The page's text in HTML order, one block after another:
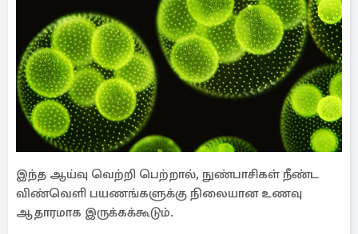
இந்த ஆய்வு வெற்றி பெற்றால், நுண்பாசிகள் நீண்ட
விண்வெளி பயணங்களுக்கு நிலையான உணவு
ஆதாரமாக இருக்கக்கூடும்.